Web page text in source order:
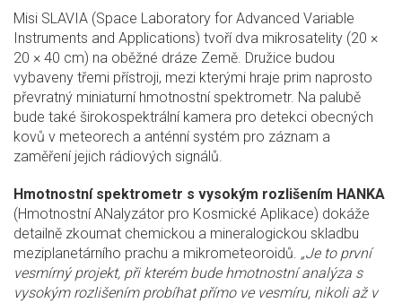
Misi SLAVIA (Space Laboratory for Advanced Variable
Instruments and Applications) tvoří dva mikrosatelity (20 ×
20 × 40 cm) na oběžné dráze Země. Družice budou
vybaveny třemi přístroji, mezi kterými hraje prim naprosto
převratný miniaturní hmotnostní spektrometr. Na palubě
bude také širokospektrální kamera pro detekci obecných
kovů v meteorech a anténní systém pro záznam a
zaměření jejich rádiových signálů.
Hmotnostní spektrometr s vysokým rozlišením HANKA
(Hmotnostní ANalyzátor pro Kosmické Aplikace) dokáže
detailně zkoumat chemickou a mineralogickou skladbu
meziplanetárního prachu a mikrometeoroidů. „Je to první
vesmírný projekt, při kterém bude hmotnostní analýza s
vysokým rozlišením probíhat přímo ve vesmíru, nikoli až v